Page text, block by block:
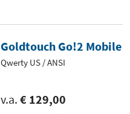
Goldtouch Go!2 Mobile
Qwerty US / ANSI
v.a. € 129,00